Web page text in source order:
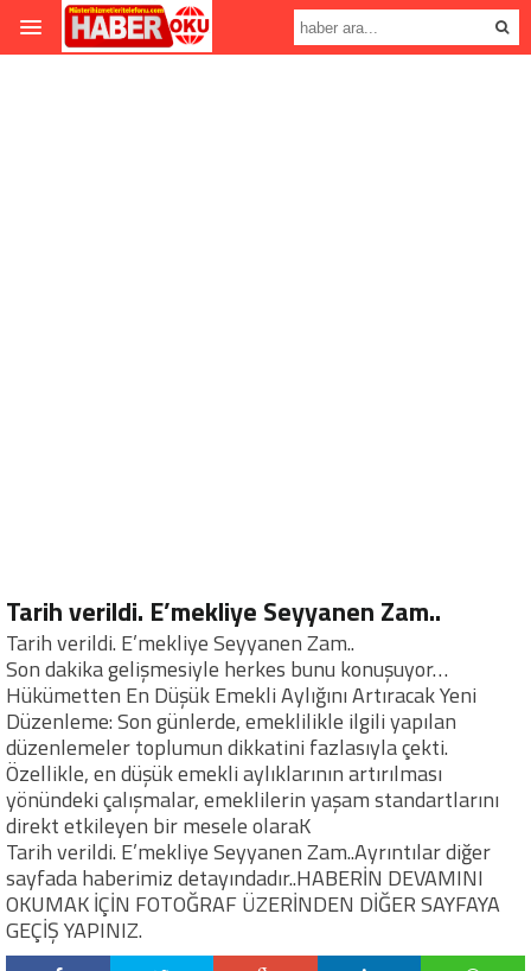
Tarih verildi. E’mekliye Seyyanen Zam..
Tarih verildi. E’mekliye Seyyanen Zam..
Son dakika gelişmesiyle herkes bunu konuşuyor…
Hükümetten En Düşük Emekli Aylığını Artıracak Yeni
Düzenleme: Son günlerde, emeklilikle ilgili yapılan
düzenlemeler toplumun dikkatini fazlasıyla çekti.
Özellikle, en düşük emekli aylıklarının artırılması
yönündeki çalışmalar, emeklilerin yaşam standartlarını
direkt etkileyen bir mesele olaraK
Tarih verildi. E’mekliye Seyyanen Zam..Ayrıntılar diğer
sayfada haberimiz detayındadır..HABERİN DEVAMINI
OKUMAK İÇİN FOTOĞRAF ÜZERİNDEN DİĞER SAYFAYA
GEÇİŞ YAPINIZ.